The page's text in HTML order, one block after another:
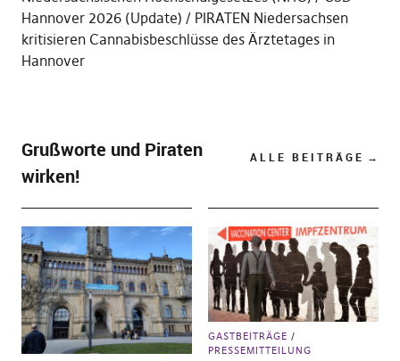
Hannover 2026 (Update)
PIRATEN Niedersachsen
kritisieren Cannabisbeschlüsse des Ärztetages in
Hannover
Grußworte und Piraten
wirken!
ALLE BEITRÄGE
GASTBEITRÄGE
PRESSEMITTEILUNG